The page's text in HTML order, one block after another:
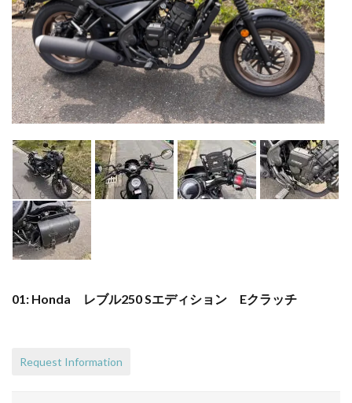
01: Honda レブル250 Sエディション Eクラッチ
Request Information